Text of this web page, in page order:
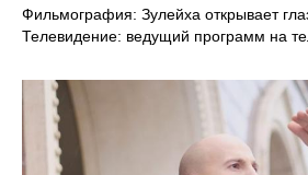
Фильмография: Зулейха открывает
Телевидение: ведущий программ на